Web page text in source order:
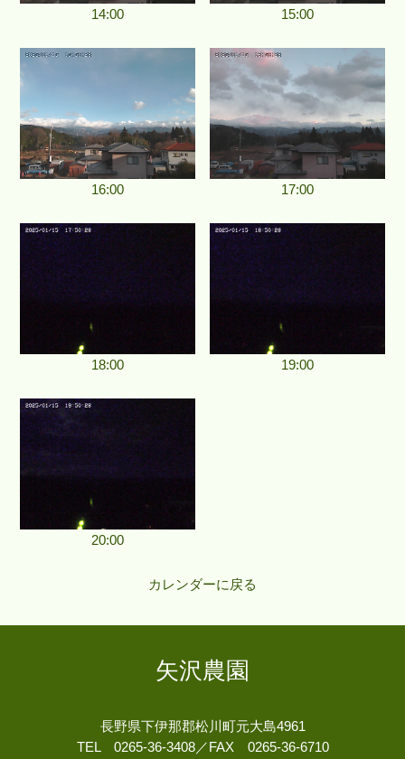
14:00 15:00
16:00 17:00
18:00 19:00
20:00
カレンダーに戻る
矢沢農園
長野県下伊那郡松川町元大島4961
TEL 0265-36-3408／FAX 0265-36-6710